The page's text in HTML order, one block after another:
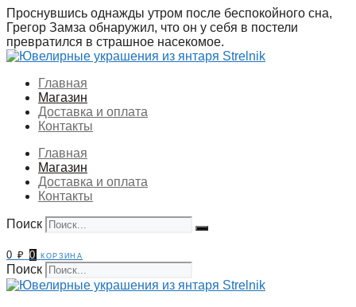
Перейти
к
содержимому
Проснувшись однажды утром после беспокойного сна,
Грегор Замза обнаружил, что он у себя в постели
превратился в страшное насекомое.
Главная
Магазин
Доставка и оплата
Контакты
Главная
Магазин
Доставка и оплата
Контакты
Поиск
0₽ 0 корзина
Поиск